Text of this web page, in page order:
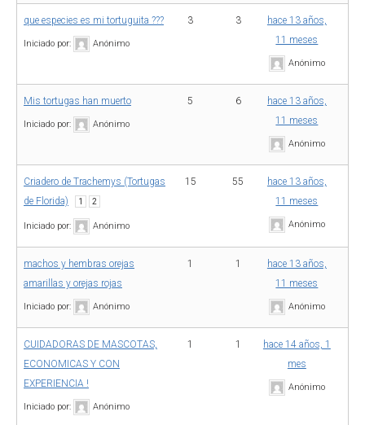
que especies es mi tortuguita ???
Iniciado por: Anónimo
3 3
hace 13 años,
11 meses
Anónimo
Mis tortugas han muerto
Iniciado por: Anónimo
5 6
hace 13 años,
11 meses
Anónimo
Criadero de Trachemys (Tortugas
de Florida)
1 2
Iniciado por: Anónimo
15 55
hace 13 años,
11 meses
Anónimo
machos y hembras orejas
amarillas y orejas rojas
Iniciado por: Anónimo
1 1
hace 13 años,
11 meses
Anónimo
CUIDADORAS DE MASCOTAS,
ECONOMICAS Y CON
EXPERIENCIA !
Iniciado por: Anónimo
1 1
hace 14 años, 1
mes
Anónimo